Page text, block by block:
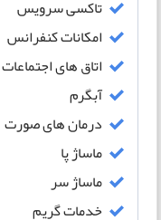
تاکسی سرویس
امکانات کنفرانس
اتاق های اجتماعات
آبگرم
درمان های صورت
ماساژ پا
ماساژ سر
خدمات گریم